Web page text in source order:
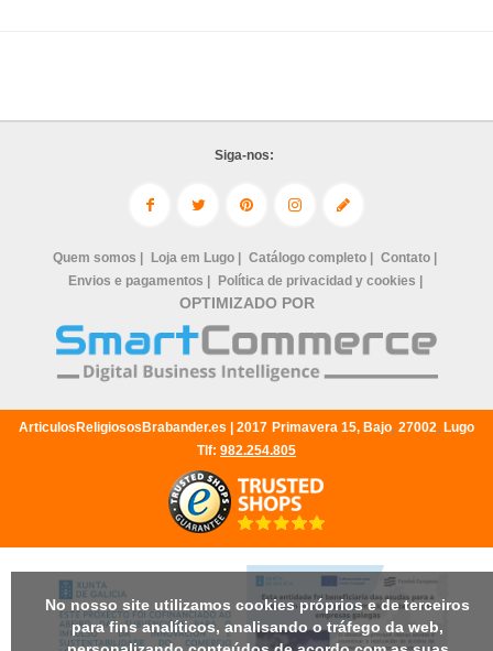
No nosso site utilizamos cookies próprios e de terceiros
para fins analíticos, analisando o tráfego da web,
Siga-nos:
Quem somos | Loja em Lugo | Catálogo completo |
Contato |
Envios e pagamentos |
Política de privacidad y cookies |
OPTIMIZADO POR
ArticulosReligiososBrabander.es | 2017 Primavera 15, Bajo, 27002, Lugo
Tlf: 982.254.805